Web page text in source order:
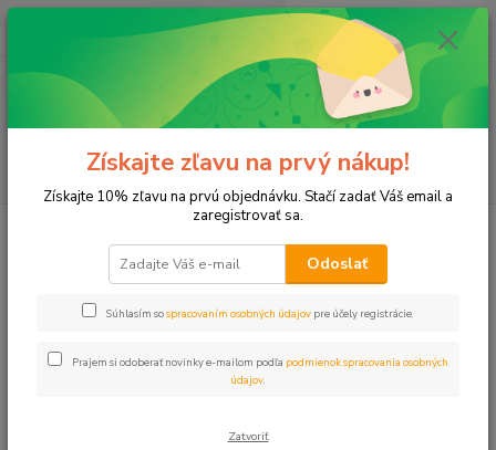
Menu
(Po-Pia, 8-17 hod.)
ks
za0 €
N L-kus 1"x3/4" S/S NIBCO
N L-kus 1"x3/4" S/S NIBCO
Získajte zľavu na prvý nákup!
Získajte 10% zľavu na prvú objednávku. Stačí zadať Váš email a
zaregistrovať sa.
Odoslať
Súhlasím sospracovaním osobných údajov pre účely registrácie.
Prajem si odoberať novinky e-mailom podľa podmienok spracovania osobných
údajov
Zatvoriť